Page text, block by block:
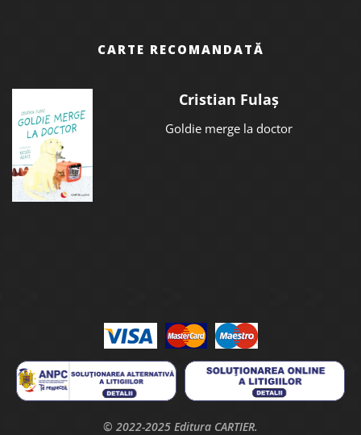
CARTE RECOMANDATĂ
Cristian Fulaș
Goldie merge la doctor
© 2022-2025 Editura CARTIER.